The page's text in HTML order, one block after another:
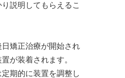
説明してもらえるこ
矯正治療が開始され
が装着されます。
期的に装置を調整し